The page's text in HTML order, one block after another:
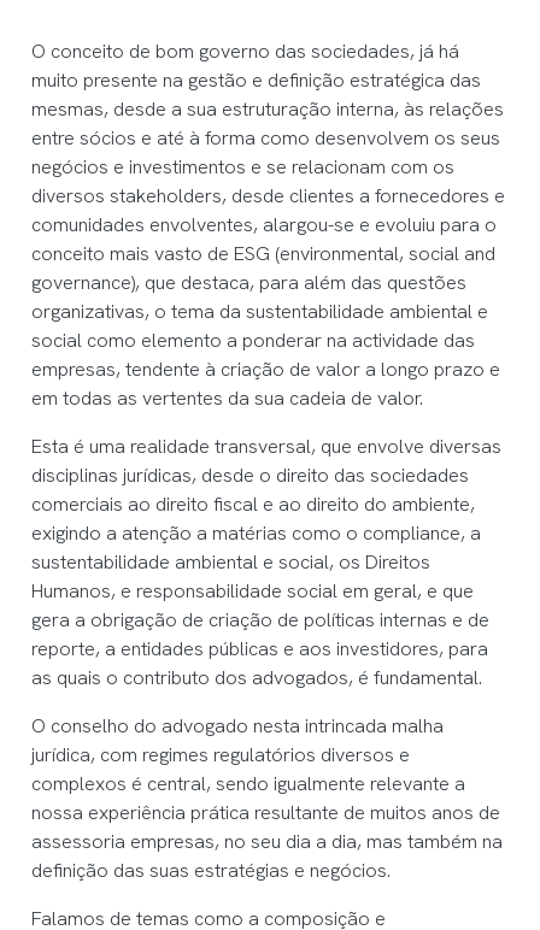
O conceito de bom governo das sociedades, já há
muito presente na gestão e definição estratégica das
mesmas, desde a sua estruturação interna, às relações
entre sócios e até à forma como desenvolvem os seus
negócios e investimentos e se relacionam com os
diversos stakeholders, desde clientes a fornecedores e
comunidades envolventes, alargou-se e evoluiu para o
conceito mais vasto de ESG (environmental, social and
governance), que destaca, para além das questões
organizativas, o tema da sustentabilidade ambiental e
social como elemento a ponderar na actividade das
empresas, tendente à criação de valor a longo prazo e
em todas as vertentes da sua cadeia de valor.
Esta é uma realidade transversal, que envolve diversas
disciplinas jurídicas, desde o direito das sociedades
comerciais ao direito fiscal e ao direito do ambiente,
exigindo a atenção a matérias como o compliance, a
sustentabilidade ambiental e social, os Direitos
Humanos, e responsabilidade social em geral, e que
gera a obrigação de criação de políticas internas e de
reporte, a entidades públicas e aos investidores, para
as quais o contributo dos advogados, é fundamental.
O conselho do advogado nesta intrincada malha
jurídica, com regimes regulatórios diversos e
complexos é central, sendo igualmente relevante a
nossa experiência prática resultante de muitos anos de
assessoria empresas, no seu dia a dia, mas também na
definição das suas estratégias e negócios.
Falamos de temas como a composição e